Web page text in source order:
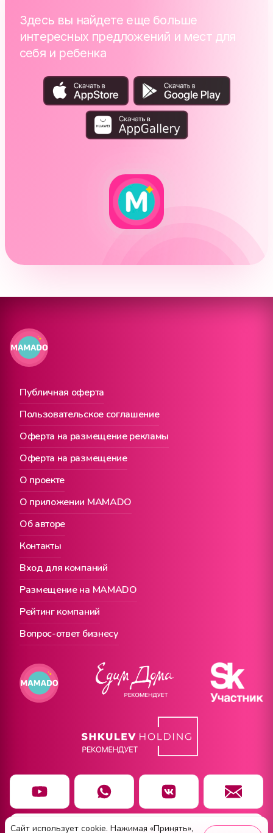
Здесь вы найдете еще больше
интересных предложений и мест для
себя и ребенка
Публичная оферта
О проекте
Вход для компаний
Пользовательское соглашение
О приложении MAMADO
Размещение на MAMADO
Оферта на размещение рекламы
Об авторе
Рейтинг компаний
Оферта на размещение
Контакты
Вопрос-ответ бизнесу
Чат заботы
Сайт использует cookie. Нажимая «Принять»,